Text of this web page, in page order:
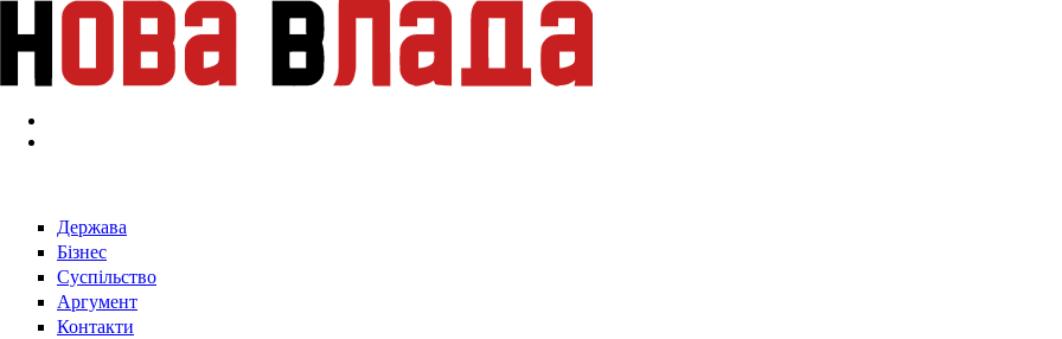
Перейти к основному содержанию
Держава
Бізнес
Суспільство
Аргумент
Контакти